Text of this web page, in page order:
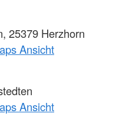
25379 Herzhorn
Ansicht
Ansicht